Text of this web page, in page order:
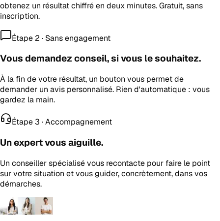
obtenez un résultat chiffré en deux minutes. Gratuit, sans
inscription.
Étape 2 · Sans engagement
Vous demandez conseil, si vous le souhaitez.
À la fin de votre résultat, un bouton vous permet de
demander un avis personnalisé. Rien d'automatique : vous
gardez la main.
Étape 3 · Accompagnement
Un expert vous aiguille.
Un conseiller spécialisé vous recontacte pour faire le point
sur votre situation et vous guider, concrètement, dans vos
démarches.